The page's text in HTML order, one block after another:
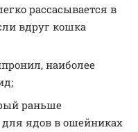
рассасывается в
вдруг кошка
наиболее
раньше
для ядов в ошейниках